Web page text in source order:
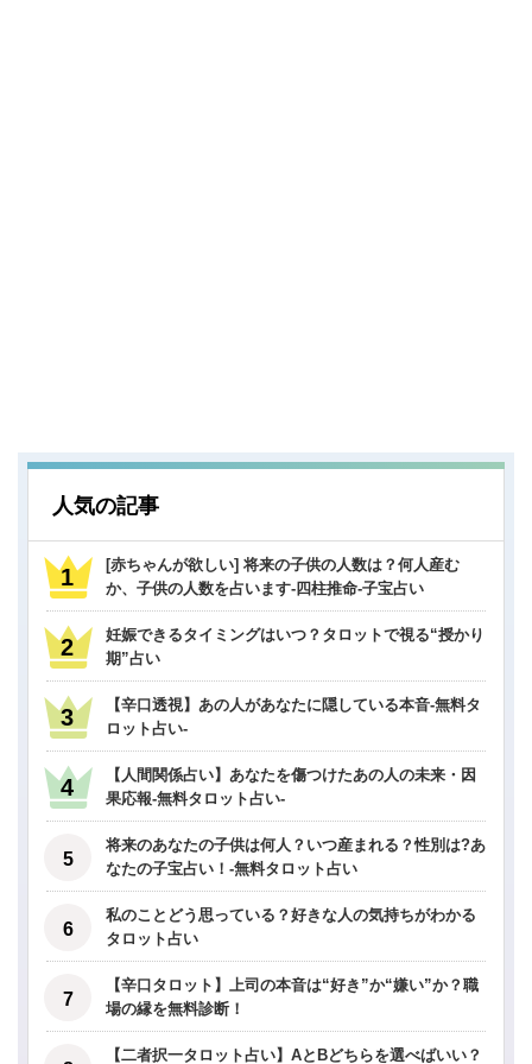
人気の記事
[赤ちゃんが欲しい] 将来の子供の人数は？何人産む
か、子供の人数を占います-四柱推命-子宝占い
妊娠できるタイミングはいつ？タロットで視る“授かり
期”占い
【辛口透視】あの人があなたに隠している本音-無料タ
ロット占い-
【人間関係占い】あなたを傷つけたあの人の未来・因
果応報-無料タロット占い-
将来のあなたの子供は何人？いつ産まれる？性別は?あ
なたの子宝占い！-無料タロット占い
私のことどう思っている？好きな人の気持ちがわかる
タロット占い
【辛口タロット】上司の本音は“好き”か“嫌い”か？職
場の縁を無料診断！
【二者択一タロット占い】AとBどちらを選べばいい？